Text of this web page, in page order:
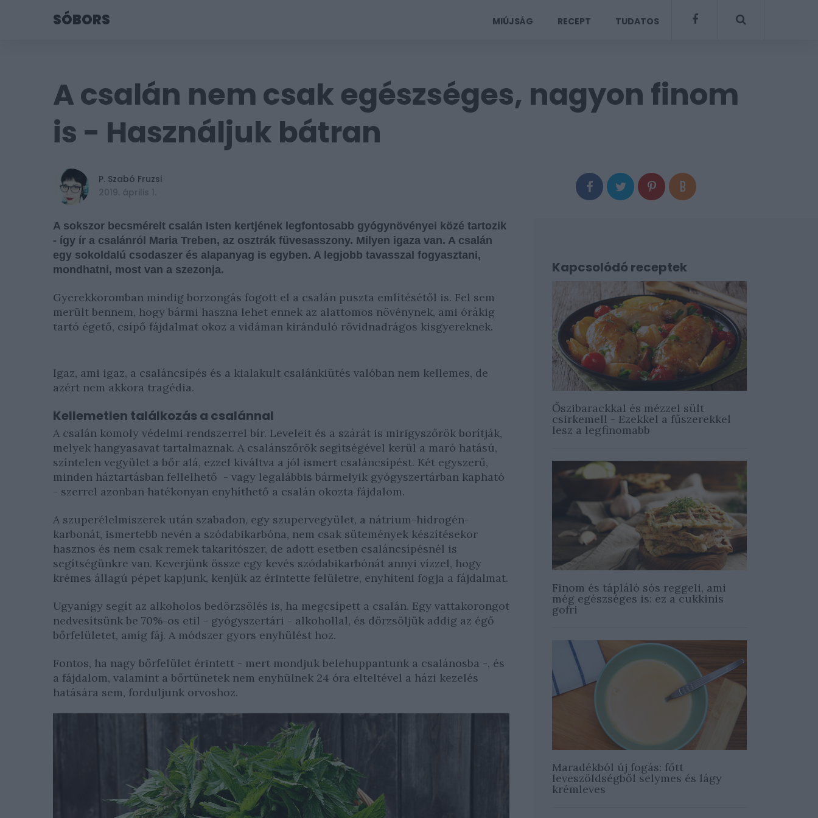
SÓBORS MIÚJSÁG RECEPT TUDATOS
A csalán nem csak egészséges, nagyon finom
is - Használjuk bátran
P. Szabó Fruzsi
2019. április 1.
Tetszik
A sokszor becsmérelt csalán Isten kertjének legfontosabb gyógynövényei közé tartozik
- így ír a csalánról Maria Treben, az osztrák füvesasszony. Milyen igaza van. A csalán
egy sokoldalú csodaszer és alapanyag is egyben. A legjobb tavasszal fogyasztani,
mondhatni, most van a szezonja.
Gyerekkoromban mindig borzongás fogott el a csalán puszta említésétől is. Fel sem
merült bennem, hogy bármi haszna lehet ennek az alattomos növénynek, ami órákig
tartó égető, csípő fájdalmat okoz a vidáman kiránduló rövidnadrágos kisgyereknek.
Igaz, ami igaz, a csaláncsípés és a kialakult csalánkiütés valóban nem kellemes, de
azért nem akkora tragédia.
Kellemetlen találkozás a csalánnal
A csalán komoly védelmi rendszerrel bír. Leveleit és a szárát is mirigyszőrök borítják,
melyek hangyasavat tartalmaznak. A csalánszőrök segítségével kerül a maró hatású,
színtelen vegyület a bőr alá, ezzel kiváltva a jól ismert csaláncsípést. Két egyszerű,
minden háztartásban fellelhető - vagy legalábbis bármelyik gyógyszertárban kapható
- szerrel azonban hatékonyan enyhíthető a csalán okozta fájdalom.
A szuperélelmiszerek után szabadon, egy szupervegyület, a nátrium-hidrogén-
karbonát, ismertebb nevén a szódabikarbóna, nem csak sütemények készítésekor
hasznos és nem csak remek takarítószer, de adott esetben csaláncsípésnél is
segítségünkre van. Keverjünk össze egy kevés szódabikarbónát annyi vízzel, hogy
krémes állagú pépet kapjunk, kenjük az érintette felületre, enyhíteni fogja a fájdalmat.
Ugyanígy segít az alkoholos bedörzsölés is, ha megcsípett a csalán. Egy vattakorongot
nedvesítsünk be 70%-os etil - gyógyszertári - alkohollal, és dörzsöljük addig az égő
bőrfelületet, amíg fáj. A módszer gyors enyhülést hoz.
Fontos, ha nagy bőrfelület érintett - mert mondjuk belehuppantunk a csalánosba -, és
a fájdalom, valamint a bőrtünetek nem enyhülnek 24 óra elteltével a házi kezelés
hatására sem, forduljunk orvoshoz.
Kapcsolódó receptek
Őszibarackkal és mézzel sült
csirkemell - Ezekkel a fűszerekkel
lesz a legfinomabb
Finom és tápláló sós reggeli, ami
még egészséges is: ez a cukkinis
gofri
Maradékból új fogás: főtt
leveszöldségből selymes és lágy
krémleves